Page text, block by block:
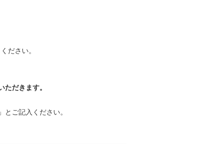
ださい。
ただきます。
とご記入ください。